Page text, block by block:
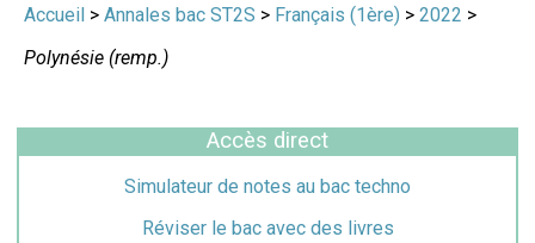
Accueil > Annales bac ST2S > Français (1ère) > 2022 >
Polynésie (remp.)
Accès direct
Simulateur de notes au bac techno
Réviser le bac avec des livres